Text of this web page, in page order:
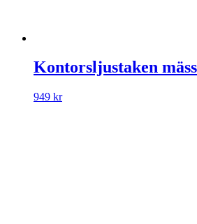
Kontorsljustaken
949 kr